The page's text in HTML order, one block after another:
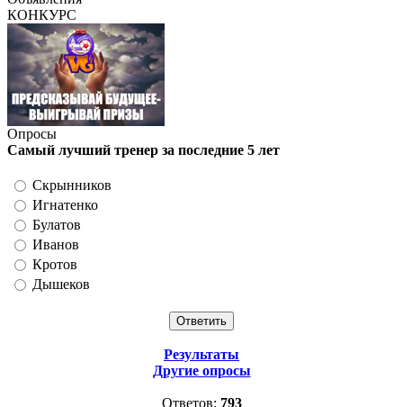
КОНКУРС
Опросы
Самый лучший тренер за последние 5 лет
Скрынников
Игнатенко
Булатов
Иванов
Кротов
Дышеков
Результаты
Другие опросы
Ответов: 793